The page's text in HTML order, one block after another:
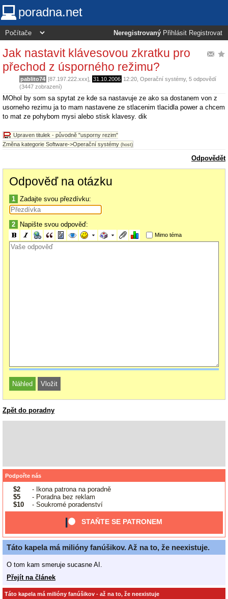
poradna.net
Neregistrovaný Přihlásit Registrovat
Jak nastavit klávesovou zkratku pro
přechod z úsporného režimu?
pablito74 [87.197.222.xxx], 31.10.2006 12:20 Operační systémy, 5 odpovědí
(3447 zobrazení)
MOhol by som sa spytat ze kde sa nastavuje ze ako sa dostanem von z
usorneho rezimu ja to mam nastavene ze stlacenim tlacidla power a chcem
to mat ze pohybom mysi alebo stisk klavesy. dik
Upraven titulek - původně "usporny rezim"
Změna kategorie Software->Operační systémy (host)
Odpovědět
Odpověď na otázku
1 Zadajte svou přezdívku:
2 Napište svou odpověď:
Mimo téma
Zpět do poradny
Podpořte nás
$2
- Ikona patrona na poradně
$5
- Poradna bez reklam
$10
- Soukromé poradenství
STAŇTE SE PATRONEM
Táto kapela má milióny fanúšikov. Až na to, že neexistuje.
O tom kam smeruje sucasne AI.
Přejít na článek
Táto kapela má milióny fanúšikov - až na to, že neexistuje